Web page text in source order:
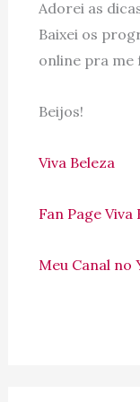
Adorei as
Baixei os
online pra me
Beijos!
Viva Beleza
Fan Page Viva
Meu Canal no